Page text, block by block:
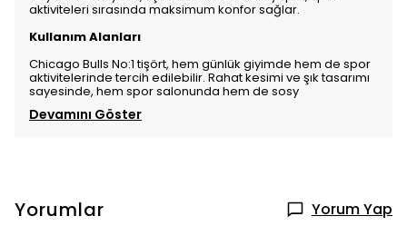
aktiviteleri sırasında maksimum konfor sağlar.
Kullanım Alanları
Chicago Bulls No:1 tişört, hem günlük giyimde hem de spor
aktivitelerinde tercih edilebilir. Rahat kesimi ve şık tasarımı
sayesinde, hem spor salonunda hem de sosy
Devamını Göster
Yorumlar Yorum Yap